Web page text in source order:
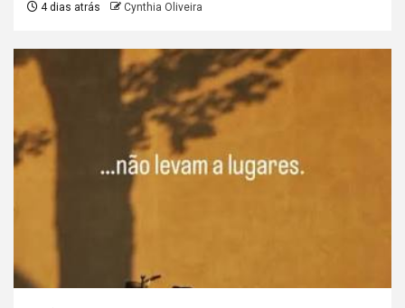
4 dias atrás Cynthia Oliveira